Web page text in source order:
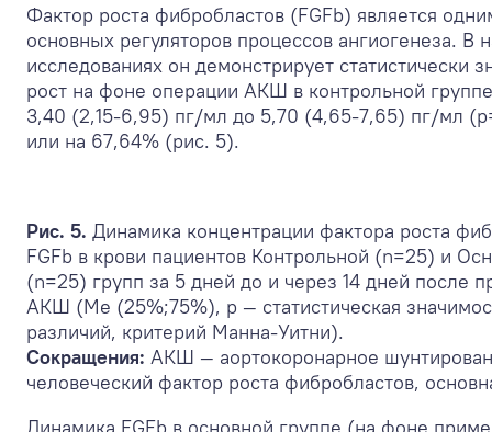
Фактор роста фибробластов (FGFb) является
основных регуляторов процессов ангиогенеза. В
исследованиях он демонстрирует статистически
рост на фоне операции АКШ в контрольной
3,40 (2,15-6,95) пг/мл до 5,70 (4,65-7,65) пг/мл
или на 67,64% (рис. 5).
Рис. 5. Динамика концентрации фактора роста
FGFb в крови пациентов Контрольной (n=25) и
(n=25) групп за 5 дней до и через 14 дней после
АКШ (Me (25%;75%), p — статистическая
различий, критерий Манна-Уитни).
Сокращения: АКШ — аортокоронарное
человеческий фактор роста фибробластов,
Динамика FGFb в основной группе (на фоне